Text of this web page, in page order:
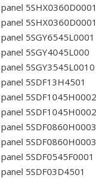
5SGY6545L0001
5SGY4045L000
5SDF13H4501
5SDF1045H0002
5SDF1045H0002
5SDF0860H0003
5SDF0860H0003
5SDF03D4501